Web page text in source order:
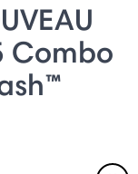
Combo